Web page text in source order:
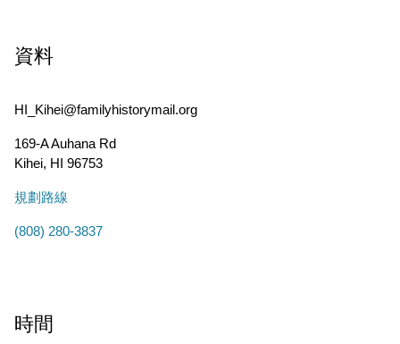
資料
HI_Kihei@familyhistorymail.org
169-A Auhana Rd
Kihei, HI 96753
規劃路線
(808) 280-3837
時間